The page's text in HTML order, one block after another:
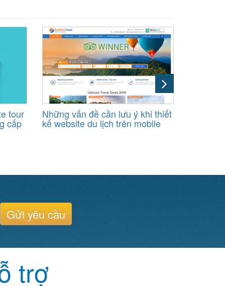
tour
cấp
Những vấn đề cần lưu ý khi thiết
kế website du lịch trên mobile
Gửi yêu cầu
trợ